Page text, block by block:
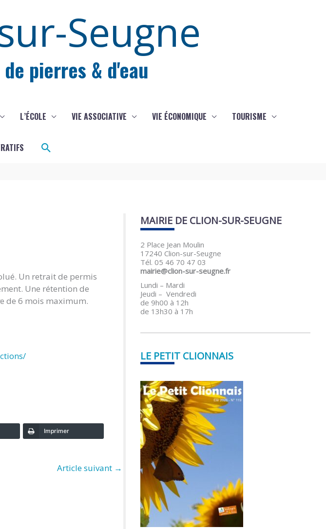
Seugne
pierres & d'eau
L’ÉCOLE VIE ASSOCIATIVE VIE ÉCONOMIQUE TOURISME
Rechercher
Un retrait de permis
Une rétention de
de 6 mois maximum.
Imprimer
Article suivant →
MAIRIE DE CLION-SUR-SEUGNE
2 Place Jean Moulin
17240 Clion-sur-Seugne
Tél. 05 46 70 47 03
mairie@clion-sur-seugne.fr
Lundi – Mardi
Jeudi – Vendredi
de 9h00 à 12h
de 13h30 à 17h
LE PETIT CLIONNAIS